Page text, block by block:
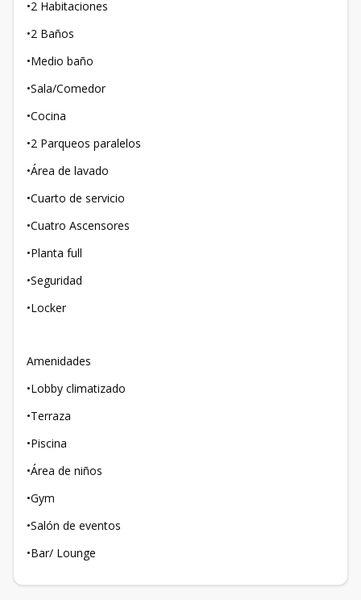
•2 Habitaciones
•2 Baños
•Medio baño
•Sala/Comedor
•Cocina
•2 Parqueos paralelos
•Área de lavado
•Cuarto de servicio
•Cuatro Ascensores
•Planta full
•Seguridad
•Locker
Amenidades
•Lobby climatizado
•Terraza
•Piscina
•Área de niños
•Gym
•Salón de eventos
•Bar/ Lounge